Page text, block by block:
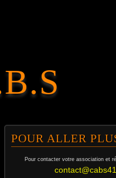
POUR ALLER
Pour contacter votre association et